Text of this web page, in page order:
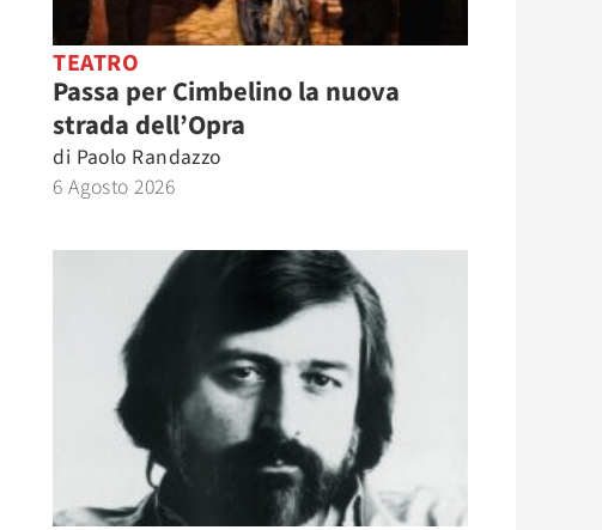
TEATRO
Passa per Cimbelino la nuova
strada dell’Opra
di Paolo Randazzo
6 Agosto 2026